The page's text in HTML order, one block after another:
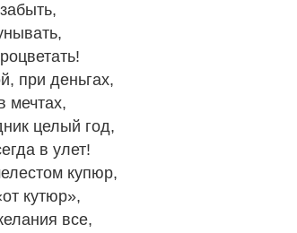
при деньгах,
мечтах,
целый год,
в улет!
купюр,
кутюр»,
все,